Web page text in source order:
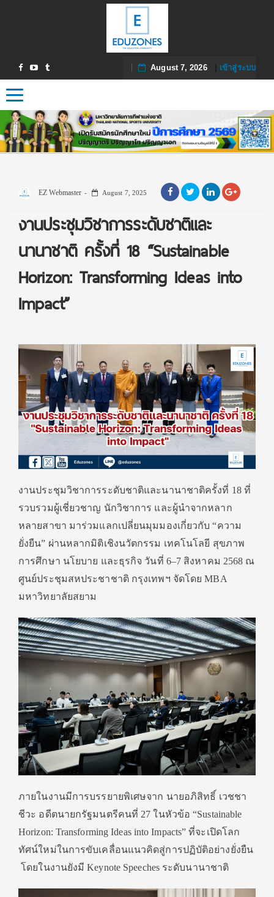
August 7, 2026| เข้าสู่ระบบ
Toggle navigation
EZ Webmaster August 7, 2025
งานประชุมวิชาการระดับชาติและ
นานาชาติ ครั้งที่ 18 “Sustainable
Horizon: Transforming Ideas into
Impact”
งานประชุมวิชาการระดับชาติและนานาชาติครั้งที่ 18 ที่
รวบรวมผู้เชี่ยวชาญ นักวิชาการ และผู้นำจากหลาก
หลายสาขา มาร่วมแลกเปลี่ยนมุมมองเกี่ยวกับ “ความ
ยั่งยืน” ผ่านหลากมิติเชิงนวัตกรรม เทคโนโลยี สุขภาพ
การศึกษา นโยบาย และธุรกิจ วันที่ 6–7 สิงหาคม 2568 ณ
ศูนย์ประชุมสหประชาชาติ กรุงเทพฯ จัดโดย MBA
มหาวิทยาลัยสยาม
ภายในงานมีการบรรยายพิเศษจาก นายอภิสิทธิ์ เวชชา
ชีวะ อดีตนายกรัฐมนตรีคนที่ 27 ในหัวข้อ “Sustainable
Horizon: Transforming Ideas into Impacts” ที่จะเปิดโลก
ทัศน์ใหม่ในการขับเคลื่อนแนวคิดสู่การปฏิบัติอย่างยั่งยืน
โดยในงานยังมี Keynote Speeches ระดับนานาชาติ